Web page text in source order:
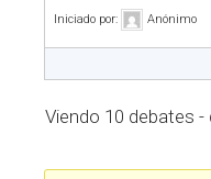
Iniciado por: Anónimo
Viendo 10 debates -